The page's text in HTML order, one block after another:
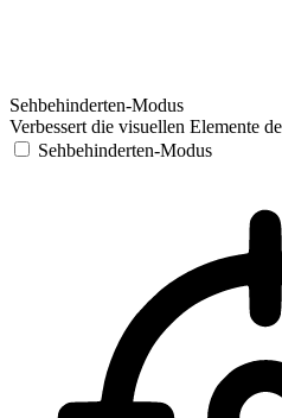
Sehbehinderten-Modus
Verbessert die visuellen Elemente
Sehbehinderten-Modus